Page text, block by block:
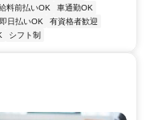
料前払いOK
車通勤OK
即日払いOK
有資格者歓迎
シフト制